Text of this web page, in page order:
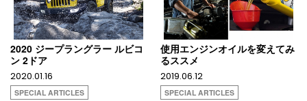
2020 ジープラングラー ルビコ
ン 2ドア
2020.01.16
SPECIAL ARTICLES
使用エンジンオイルを変えてみ
るススメ
2019.06.12
SPECIAL ARTICLES